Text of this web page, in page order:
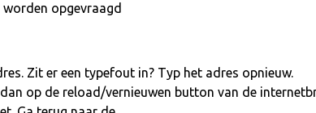
opgevraagd
Zit er een typefout in? Typ het adres opnieuw.
op de reload/vernieuwen button van de